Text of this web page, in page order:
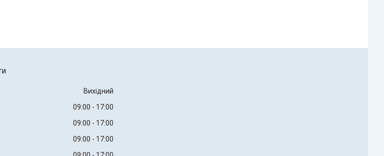
Вихідний
09:00
17:00
09:00
17:00
09:00
17:00